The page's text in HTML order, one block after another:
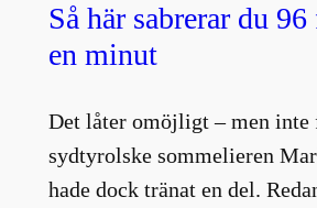
Så här sabrerar du
en minut
Det låter omöjligt – men inte
sydtyrolske sommelieren
hade dock tränat en del.